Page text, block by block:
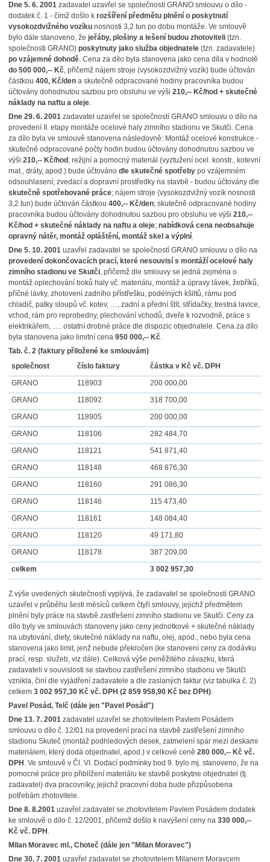
Dne 5. 6. 2001zadavatel uzavřel se společností GRANO smlouvu o dílo -
dodatek č. 1 - čímž došlo k rozšíření předmětu plnění o poskytnutí
vysokozdvižného vozíkunosnosti 3,2 tun po dobu montáže. Ve smlouvě
bylo dále stanoveno, že jeřáby, plošiny a lešení budou zhotoviteli(tzn.
společnosti GRANO) poskytnuty jako služba objednatele(tzn. zadavatele)
po vzájemné dohodě. Cena za dílo byla stanovena jako cena díla v hodnotě
do 500 000,-- Kč, přičemž nájem stroje (vysokozdvižný vozík) bude účtován
částkou 400, Kč/dena skutečně odpracované hodiny pracovníka budou
účtovány dohodnutou sazbou pro obsluhu ve výši 210,-- Kč/hod + skutečné
náklady na naftu a oleje.
Dne 29. 6. 2001zadavatel uzavřel se společností GRANO smlouvu o dílo na
provedení II. etapy montáže ocelové haly zimního stadionu ve Skutči. Cena
za dílo byla ve smlouvě stanovena následovně: Montáž ocelové konstrukce -
skutečně odpracované počty hodin budou účtovány dohodnutou sazbou ve
výši 210,-- Kč/hod ; režijní a pomocný materiál (vyztužení ocel. konstr., kotevní
mat., dráty, apod.) bude účtováno dle skutečné spotřebypo vzájemném
odsouhlasení; zvedací a dopravní prostředky na stavbě - budou účtovány dle
skutečně spotřebované práce; nájem stroje (vysokozdvižný vozík nosnosti
3,2 tun) bude účtován částkou 400,-- Kč/den; skutečně odpracované hodiny
pracovníka budou účtovány dohodnutou sazbou pro obsluhu ve výši 210,--
Kč/hod + skutečné náklady na naftu a oleje; nabídková cena neobsahuje
opravný nátěr, montáž opláštění, montáž skel a výplní.
Dne 5. 10. 2001uzavřel zadavatel se společností GRANO smlouvu o dílo na
provedení dokončovacích prací, které nesouvisí s montáží ocelové haly
zimního stadionu ve Skutči, přičemž dle smlouvy se jedná zejména o
montáž oplechování boků haly vč. materiálu, montáž a úpravy lávek, žebříků,
příčné lávky, zhotovení zadního přístřešku, podélných kšiltů, rámu pod
chladič, patky sloupů vč. kotev, …, zadní a přední štít, střídačky, trestná lavice,
vchod, rám pro reprobedny, plechování vchodů, dveře k rozvodně, práce s
elektrikářem, …. ostatní drobné práce dle dispozic objednatele. Cena za dílo
byla stanovena jako limitní cena 950 000,-- Kč.
Tab. č. 2 (faktury přiložené ke smlouvám)
společnost
číslo faktury
částka v Kč vč. DPH
GRANO
118903
200 000,00
GRANO
118092
318 700,00
GRANO
118905
200 000,00
GRANO
118106
282 484,70
GRANO
118121
541 871,40
GRANO
118148
468 876,30
GRANO
118160
291 086,30
GRANO
118146
115 473,40
GRANO
118161
148 084,40
GRANO
118120
49 171,80
GRANO
118178
387 209,00
celkem
3 002 957,30
Z výše uvedených skutečností vyplývá, že zadavatel se společností GRANO
uzavřel v průběhu šesti měsíců celkem čtyři smlouvy, jejichž předmětem
plnění byly práce na stavbě zastřešení zimního stadionu ve Skutči. Ceny za
dílo byly ve smlouvách stanoveny jako ceny jednotkové + skutečné náklady
na ubytování, diety, skutečné náklady na naftu, olej, apod., nebo byla cena
stanovena jako limit, jenž nebude překročen (ke stanovení ceny za dodávku
prací, resp. služeb, viz dále). Celková výše peněžitého závazku, která
zadavateli v souvislosti se stavbou zastřešení zimního stadionu ve Skutči
vznikla, činí dle vyjádření zadavatele a dle zaslaných faktur (viz tabulka č. 2)
celkem 3 002 957,30 Kč vč. DPH (2 859 958,90 Kč bez DPH).
Pavel Posád, Telč (dále jen "Pavel Posád")
Dne 13. 7. 2001zadavatel uzavřel se zhotovitelem Pavlem Posádem
smlouvu o dílo č. 12/01 na provedení prací na stavbě zastřešení zimního
stadionu Skuteč (montáž podhledových desek, zatmelení spár mezi deskami
materiálem, který dodá objednatel, apod.) v celkové ceně 280 000,-- Kč vč.
DPH . Ve smlouvě v Čl. VI. Dodací podmínky bod 9. bylo mj. stanoveno, že na
pomocné práce pro přiblížení materiálu ke stavbě poskytne objednatel (tj.
zadavatel) dva pracovníky, jejichž pracovní doba bude přizpůsobena
potřebám zhotovitele.
Dne 8. 8.2001uzavřel zadavatel se zhotovitelem Pavlem Posádem dodatek
ke smlouvě o dílo č. 12/2001, přičemž došlo k navýšení ceny na 330 000,--
Kč vč. DPH .
Milan Moravec ml., Choteč (dále jen "Milan Moravec")
Dne 30. 7. 2001uzavřel zadavatel se zhotovitelem Milanem Moravcem